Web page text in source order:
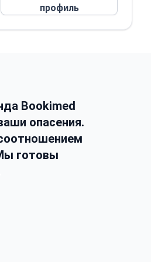
профиль
Bookimed
опасения.
готовы